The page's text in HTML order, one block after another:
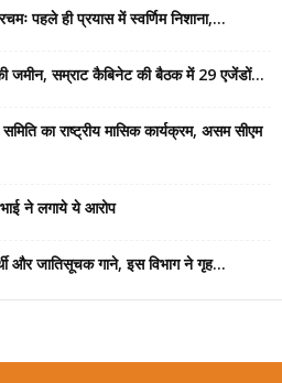
पहले ही प्रयास में स्वर्णिम निशाना,...
जमीन, सम्राट कैबिनेट की बैठक में 29 एजेंडों...
समिति का राष्ट्रीय मासिक कार्यक्रम, असम सीएम
भाई ने लगाये ये आरोप
और जातिसूचक गाने, इस विभाग ने गृह...